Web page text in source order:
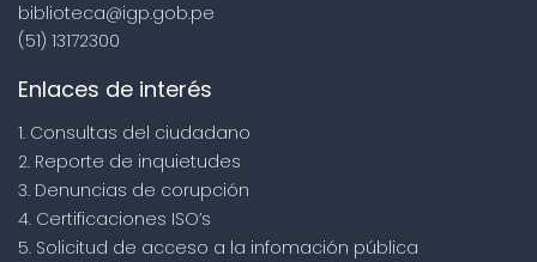
biblioteca@igp.gob.pe
(51) 13172300
Enlaces de interés
1. Consultas del ciudadano
2. Reporte de inquietudes
3. Denuncias de corupción
4. Certificaciones ISO’s
5. Solicitud de acceso a la infomación pública